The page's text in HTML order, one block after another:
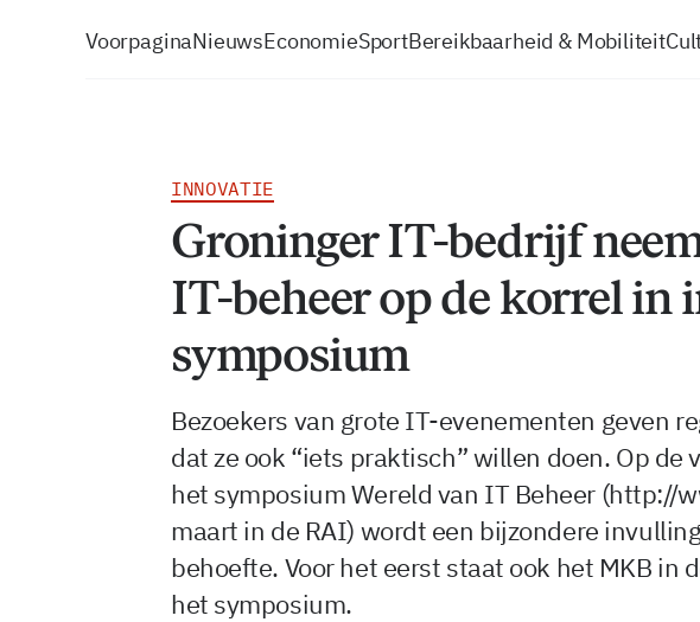
VoorpaginaNieuwsEconomieSportBereikbaarheid & Mobiliteit
INNOVATIE
Groninger IT-bedrijf
IT-beheer op de korrel in
symposium
Bezoekers van grote IT-evenementen geven
dat ze ook “iets praktisch” willen doen. Op de
het symposium Wereld van IT Beheer (http://
maart in de RAI) wordt een bijzondere
behoefte. Voor het eerst staat ook het MKB in
het symposium.